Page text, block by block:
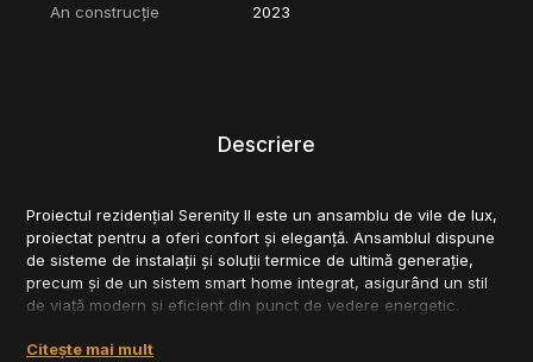
An construcție 2023
Descriere
Proiectul rezidențial Serenity II este un ansamblu de vile de lux,
proiectat pentru a oferi confort și eleganță. Ansamblul dispune
de sisteme de instalații și soluții termice de ultimă generație,
precum și de un sistem smart home integrat, asigurând un stil
de viață modern și eficient din punct de vedere energetic.
Citește mai mult